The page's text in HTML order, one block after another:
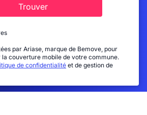
Trouver
par Ariase, marque de Bemove, pour
la couverture mobile de votre commune.
de confidentialité et de gestion de